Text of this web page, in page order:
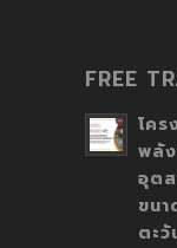
FREE
โคร
พลัง
อุตส
ขน
ตะ